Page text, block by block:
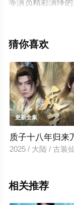
等演员精彩演绎
集），手机免费
步至豆瓣电视剧
猜你喜欢
更新全集
质子十八年归来
2025 / 大陆 / 古装
相关推荐